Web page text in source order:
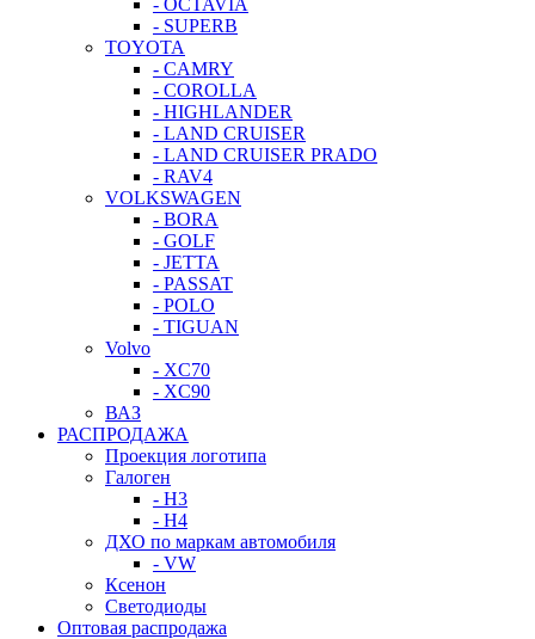
- OCTAVIA
- SUPERB
TOYOTA
- CAMRY
- COROLLA
- HIGHLANDER
- LAND CRUISER
- LAND CRUISER PRADO
- RAV4
VOLKSWAGEN
- BORA
- GOLF
- JETTA
- PASSAT
- POLO
- TIGUAN
Volvo
- XC70
- XC90
ВАЗ
РАСПРОДАЖА
Проекция логотипа
Галоген
- H3
- H4
ДХО по маркам автомобиля
- VW
Ксенон
Светодиоды
Оптовая распродажа